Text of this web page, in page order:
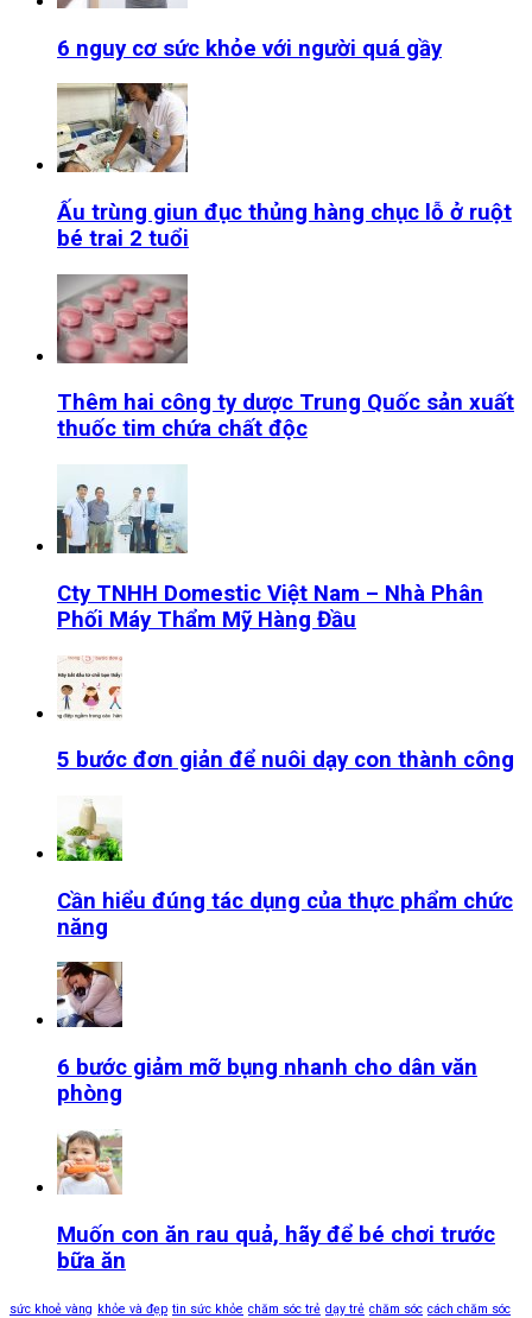
6 nguy cơ sức khỏe với người quá gầy
Ấu trùng giun đục thủng hàng chục lỗ ở ruột
bé trai 2 tuổi
Thêm hai công ty dược Trung Quốc sản xuất
thuốc tim chứa chất độc
Cty TNHH Domestic Việt Nam – Nhà Phân
Phối Máy Thẩm Mỹ Hàng Đầu
5 bước đơn giản để nuôi dạy con thành công
Cần hiểu đúng tác dụng của thực phẩm chức
năng
6 bước giảm mỡ bụng nhanh cho dân văn
phòng
Muốn con ăn rau quả, hãy để bé chơi trước
bữa ăn
sức khoẻ vàng khỏe và đẹp tin sức khỏe chăm sóc trẻ dạy trẻ chăm sóc cách chăm sóc